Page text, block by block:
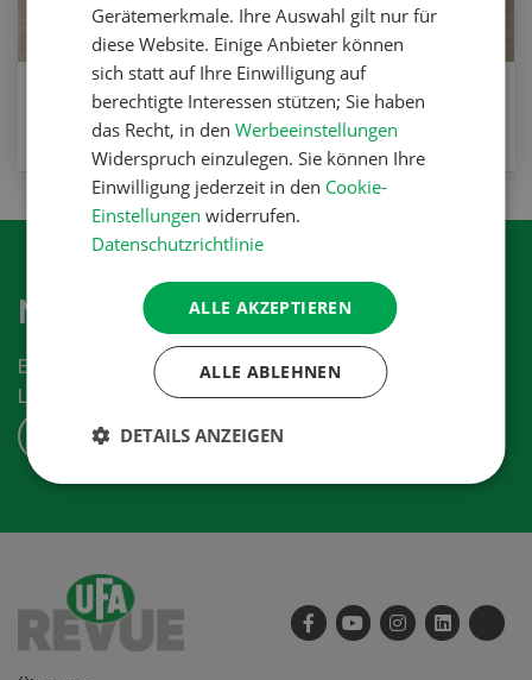
Leckere Linsen-Bolognese
ZUM REZEPT
Newsletter abonnieren
Erhalten Sie die aktuellen News aus der
Landwirtschaftsbranche.
ABONNIEREN
Gerätemerkmale. Ihre Auswahl gilt nur für
diese Website. Einige Anbieter können
sich statt auf Ihre Einwilligung auf
berechtigte Interessen stützen; Sie haben
das Recht, in denWerbeeinstellungen
Widerspruch einzulegen. Sie können Ihre
Einwilligung jederzeit in den Cookie-
Einstellungen widerrufen.
Datenschutzrichtlinie
ALLE AKZEPTIEREN
ALLE ABLEHNEN
DETAILS ANZEIGEN